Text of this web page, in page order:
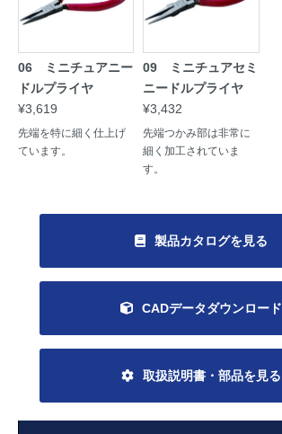
06 ミニチュアニー
ドルプライヤ
¥3,619
先端を特に細く仕上げ
ています。
09 ミニチュアセミ
ニードルプライヤ
¥3,432
先端つかみ部は非常に
細く加工されていま
す。
製品カタログを見る
CADデータダウンロード
取扱説明書・部品を見る